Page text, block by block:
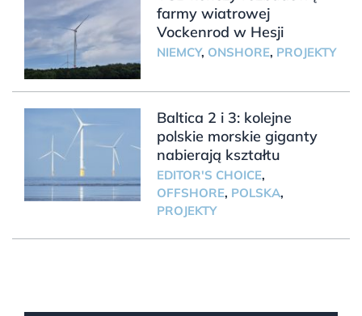
farmy wiatrowej
Vockenrod w Hesji
NIEMCY, ONSHORE, PROJEKTY
Baltica 2 i 3: kolejne
polskie morskie giganty
nabierają kształtu
EDITOR'S CHOICE,
OFFSHORE, POLSKA,
PROJEKTY